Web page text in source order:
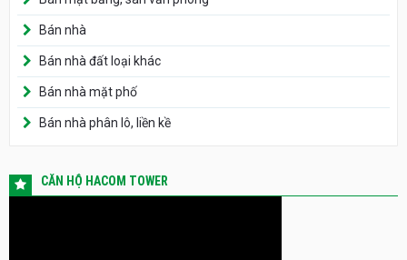
Bán nhà
Bán nhà đất loại khác
Bán nhà mặt phố
Bán nhà phân lô, liền kề
CĂN HỘ HACOM TOWER